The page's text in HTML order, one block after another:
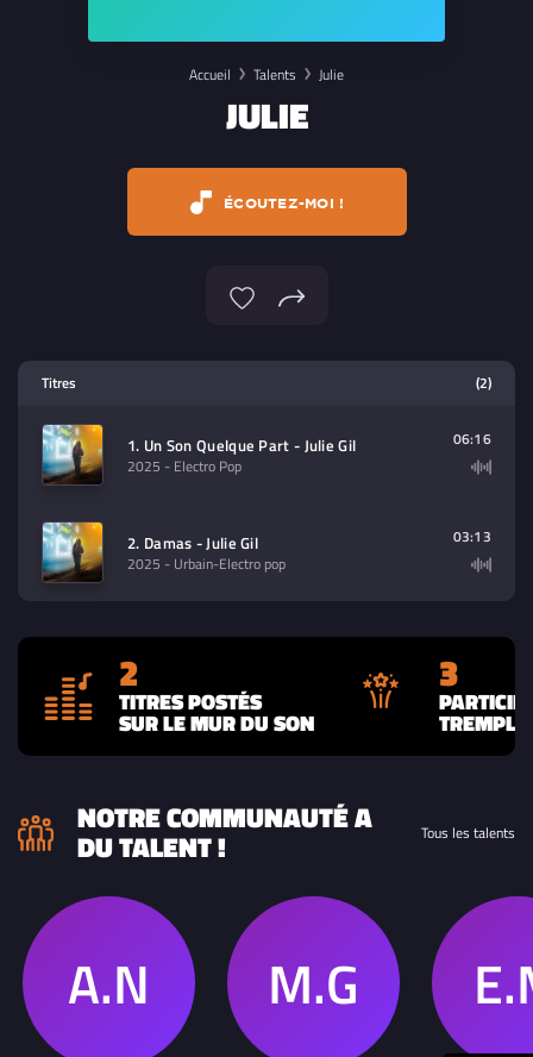
Accueil Talents Julie
JULIE
ÉCOUTEZ-MOI !
contenu à lire (audio/video)
Titres (2)
1. Un Son Quelque Part - Julie Gil
2025 - Electro Pop
06:16
2. Damas - Julie Gil
2025 - Urbain-Electro pop
03:13
2
TITRES POSTÉS
SUR LE MUR DU SON
3
NOTRE COMMUNAUTÉ A
DU TALENT ! Tous les talents